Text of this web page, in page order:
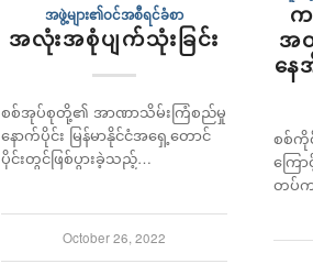
အဖွဲ့များ၏ဝင်အစီရင်ခံစာ
အလုံးအစုံပျက်သုံးခြင်း
စစ်အုပ်စုတို့၏ အာဏာသိမ်းကြံစည်မှု
နောက်ပိုင်း မြန်မာနိုင်ငံအရှေ့တောင်
ပိုင်းတွင်ဖြစ်ပွားခဲ့သည့်…
October 26, 2022
အ
နေ
စစ်ကို
ကြေ
တပ်က